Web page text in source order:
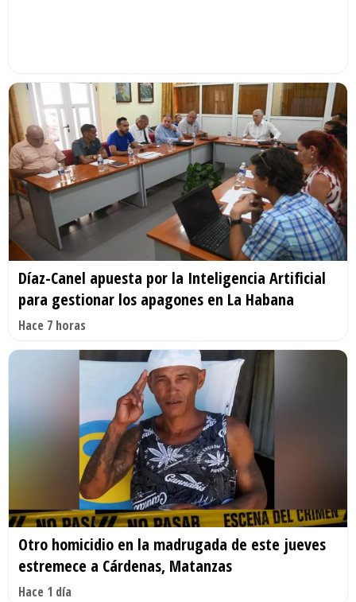
Díaz-Canel apuesta por la Inteligencia Artificial
para gestionar los apagones en La Habana
Hace 7 horas
Otro homicidio en la madrugada de este jueves
estremece a Cárdenas, Matanzas
Hace 1 día